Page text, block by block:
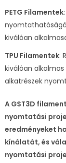
PETG Filamentek
kiválóan
TPU Filamentek:
kiválóan
alkatrészek
A GST3D
nyomtatási
eredményeket
kínálatát, és
nyomtatási